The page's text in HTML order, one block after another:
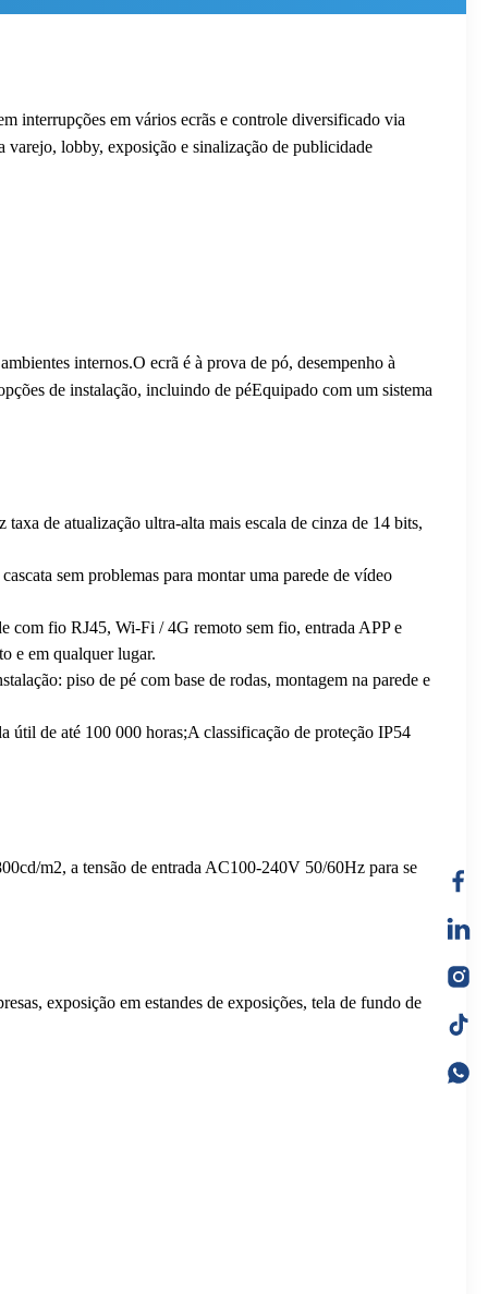
interrupções em vários ecrãs e controle diversificado via
lobby, exposição e sinalização de publicidade
internos.O ecrã é à prova de pó, desempenho à
de instalação, incluindo de péEquipado com um sistema
de atualização ultra-alta mais escala de cinza de 14 bits,
sem problemas para montar uma parede de vídeo
com fio RJ45, Wi-Fi / 4G remoto sem fio, entrada APP e
e em qualquer lugar.
piso de pé com base de rodas, montagem na parede e
útil de até 100 000 horas;A classificação de proteção IP54
m2, a tensão de entrada AC100-240V 50/60Hz para se
exposição em estandes de exposições, tela de fundo de